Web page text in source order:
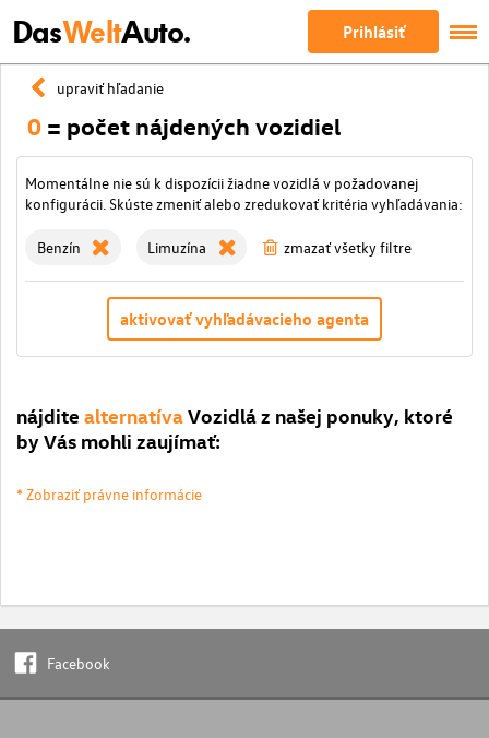
DasWeltAuto. Prihlásiť
upraviť hľadanie
0 = počet nájdených vozidiel
Momentálne nie sú k dispozícii žiadne vozidlá v požadovanej
konfigurácii. Skúste zmeniť alebo zredukovať kritéria vyhľadávania:
Benzín Limuzína zmazať všetky filtre
aktivovať vyhľadávacieho agenta
nájdite alternatívaVozidlá z našej ponuky, ktoré
by Vás mohli zaujímať:
* Zobraziť právne informácie
Facebook